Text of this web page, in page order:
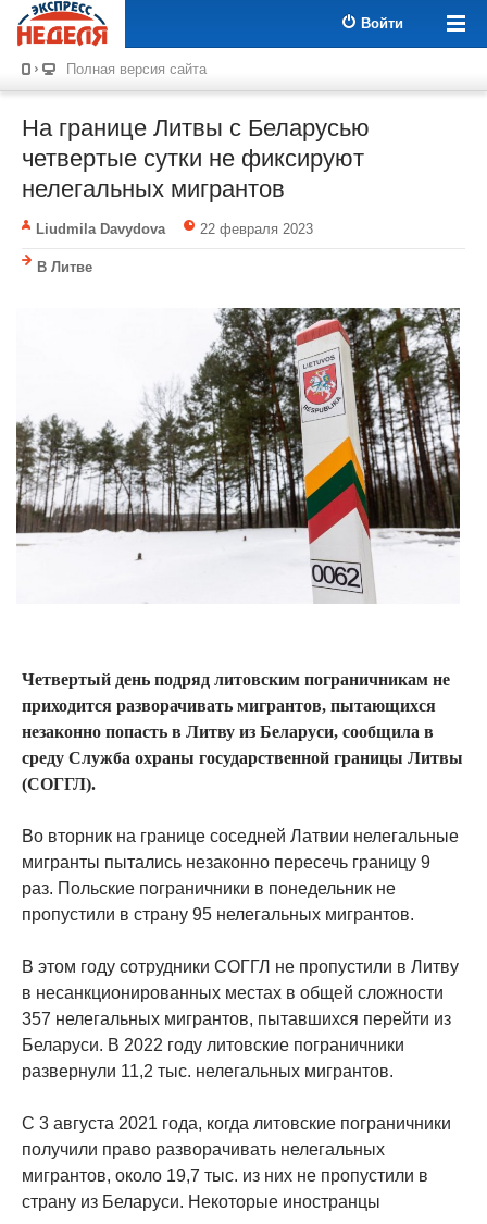
Войти
Полная версия сайта
На границе Литвы с Беларусью
четвертые сутки не фиксируют
нелегальных мигрантов
Liudmila Davydova 22 февраля 2023
В Литве
Четвертый день подряд литовским пограничникам не
приходится разворачивать мигрантов, пытающихся
незаконно попасть в Литву из Беларуси, сообщила в
среду Служба охраны государственной границы Литвы
(СОГГЛ).
Во вторник на границе соседней Латвии нелегальные
мигранты пытались незаконно пересечь границу 9
раз. Польские пограничники в понедельник не
пропустили в страну 95 нелегальных мигрантов.
В этом году сотрудники СОГГЛ не пропустили в Литву
в несанкционированных местах в общей сложности
357 нелегальных мигрантов, пытавшихся перейти из
Беларуси. В 2022 году литовские пограничники
развернули 11,2 тыс. нелегальных мигрантов.
С 3 августа 2021 года, когда литовские пограничники
получили право разворачивать нелегальных
мигрантов, около 19,7 тыс. из них не пропустили в
страну из Беларуси. Некоторые иностранцы